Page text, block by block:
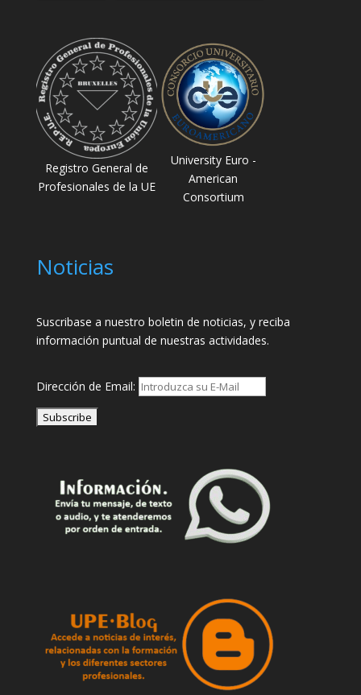
Registro General de
Profesionales de la UE
University Euro -
American
Consortium
Noticias
Suscribase a nuestro boletin de noticias, y reciba
información puntual de nuestras actividades.
Dirección de Email: